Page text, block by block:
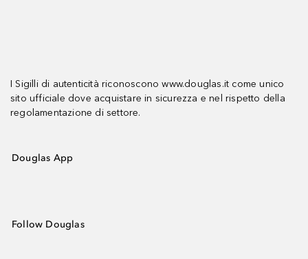
I Sigilli di autenticità riconoscono www.douglas.it come unico
sito ufficiale dove acquistare in sicurezza e nel rispetto della
regolamentazione di settore.
Douglas App
Follow Douglas